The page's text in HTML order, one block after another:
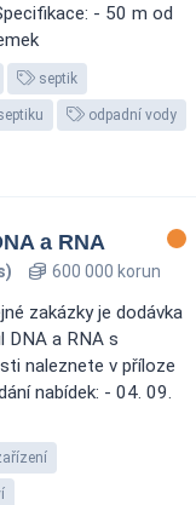
- 50 m od
septik
odpadní vody
a RNA
600 000 korun
zakázky je dodávka
DNA a RNA s
naleznete v příloze
nabídek: - 04. 09.